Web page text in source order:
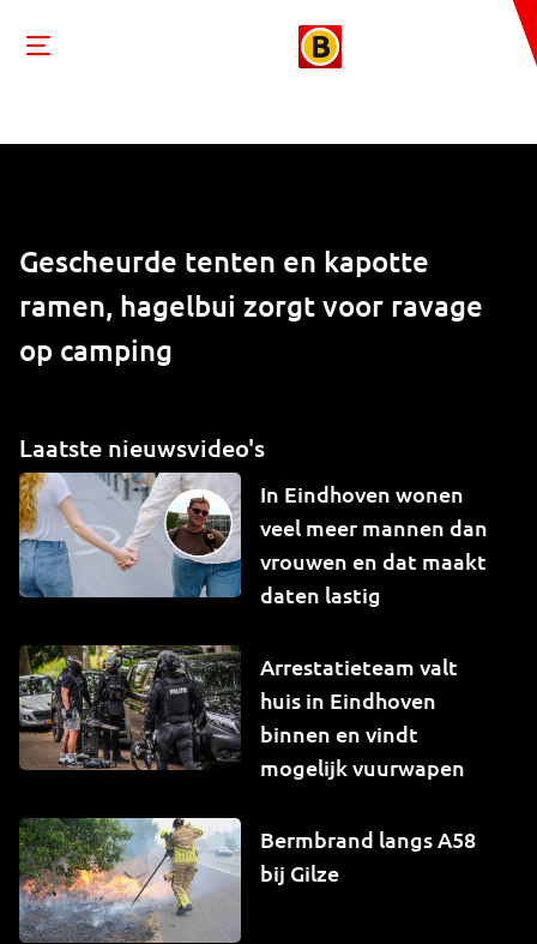
Gescheurde tenten en kapotte
ramen, hagelbui zorgt voor ravage
op camping
Laatste nieuwsvideo's
In Eindhoven wonen
veel meer mannen dan
vrouwen en dat maakt
daten lastig
Arrestatieteam valt
huis in Eindhoven
binnen en vindt
mogelijk vuurwapen
Bermbrand langs A58
bij Gilze